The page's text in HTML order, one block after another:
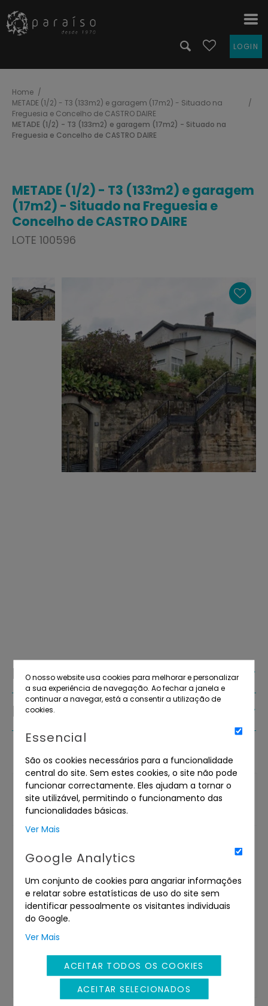
O nosso website usa cookies para melhorar e personalizar
a sua experiência de navegação. Ao fechar a janela e
continuar a navegar, está a consentir a utilização de
cookies.
Essencial
São os cookies necessários para a funcionalidade
central do site. Sem estes cookies, o site não pode
funcionar correctamente. Eles ajudam a tornar o
site utilizável, permitindo o funcionamento das
funcionalidades básicas.
Ver Mais
Google Analytics
Um conjunto de cookies para angariar informações
e relatar sobre estatísticas de uso do site sem
identificar pessoalmente os visitantes individuais
do Google.
Ver Mais
ACEITAR TODOS OS COOKIES
ACEITAR SELECIONADOS
LOGIN
Home
METADE (1/2) - T3 (133m2) e garagem (17m2) - Situado na
Freguesia e Concelho de CASTRO DAIRE
METADE (1/2) - T3 (133m2) e garagem (17m2) - Situado na
Freguesia e Concelho de CASTRO DAIRE
METADE (1/2) - T3 (133m2) e garagem
(17m2) - Situado na Freguesia e
Concelho de CASTRO DAIRE
LOTE 100596
Descrição
Detalhes do lote
Submeta a sua proposta por e-mail usando a minuta
abaixo
Catálogo de venda
Cadernetas Prediais Urbanas